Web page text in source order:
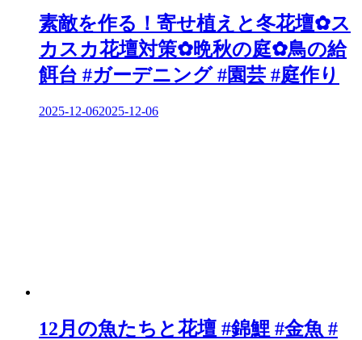
素敵を作る！寄せ植えと冬花壇✿ス
カスカ花壇対策✿晩秋の庭✿鳥の給
餌台 #ガーデニング #園芸 #庭作り
2025-12-062025-12-06
12月の魚たちと花壇 #錦鯉 #金魚 #